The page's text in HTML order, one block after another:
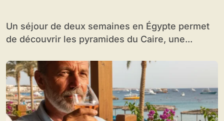
Un séjour de deux semaines en Égypte permet
de découvrir les pyramides du Caire, une...